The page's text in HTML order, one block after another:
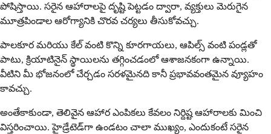
పోషిస్తాయి. సరైన ఆహారాలపై దృష్టి పెట్టడం ద్వారా, వ్యక్తులు మెరుగైన
మూత్రపిండాల ఆరోగ్యానికి చొరవ చర్యలు తీసుకోవచ్చు.
పాలకూర మరియు కేల్ వంటి కొన్ని కూరగాయలు, ఆపిల్స్ వంటి పండ్లతో
పాటు, క్రియాటినైన్ స్థాయిలను తగ్గించడంలో ఆశాజనకంగా ఉన్నాయి.
వీటిని మీ భోజనంలో చేర్చడం సరళమైనది కానీ ప్రభావవంతమైన వ్యూహం
కావచ్చు.
అంతేకాకుండా, తెలివైన ఆహార ఎంపికలు కేవలం నిర్దిష్ట ఆహారాలకు మించి
విస్తరించాయి. హైడ్రేటెడ్‌గా ఉండటం చాలా ముఖ్యం, ఎందుకంటే సరైన